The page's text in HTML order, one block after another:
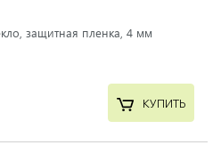
защитная пленка, 4 мм
КУПИТЬ